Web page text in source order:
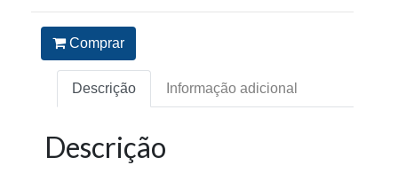
Comprar
Descrição Informação adicional
Descrição